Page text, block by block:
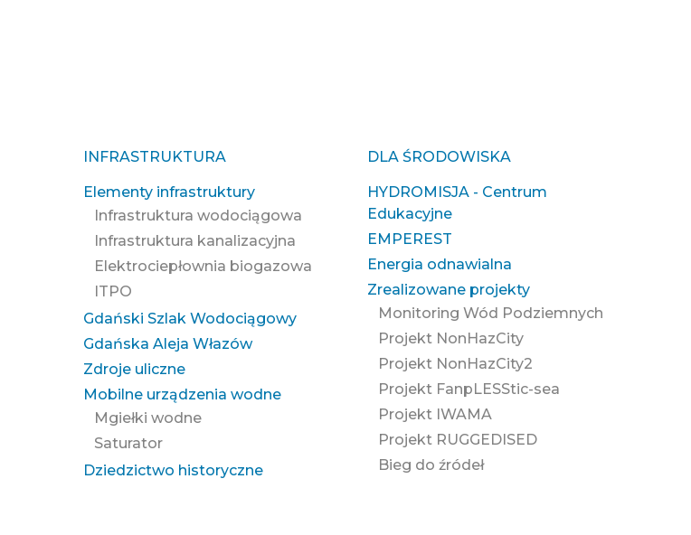
INFRASTRUKTURA
Elementy infrastruktury
Infrastruktura wodociągowa
Infrastruktura kanalizacyjna
Elektrociepłownia biogazowa
ITPO
Gdański Szlak Wodociągowy
Gdańska Aleja Włazów
Zdroje uliczne
Mobilne urządzenia wodne
Mgiełki wodne
Saturator
Dziedzictwo historyczne
DLA ŚRODOWISKA
HYDROMISJA - Centrum
Edukacyjne
EMPEREST
Energia odnawialna
Zrealizowane projekty
Monitoring Wód Podziemnych
Projekt NonHazCity
Projekt NonHazCity2
Projekt FanpLESStic-sea
Projekt IWAMA
Projekt RUGGEDISED
Bieg do źródeł